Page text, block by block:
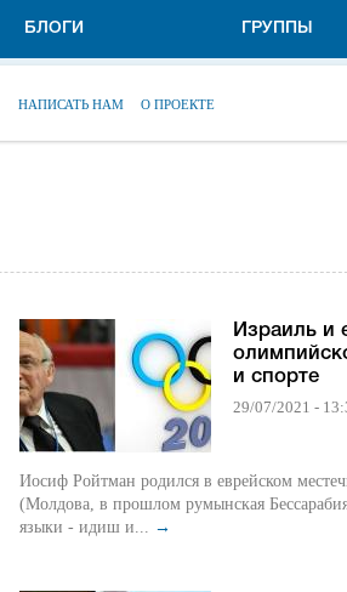
БЛОГИ ГРУППЫ
НАПИСАТЬ НАМ О ПРОЕКТЕ
Израиль и
и спорте
29/07/2021 -
Иосиф Ройтман родился в еврейском
(Молдова, в прошлом румынская
языки - идиш и... →